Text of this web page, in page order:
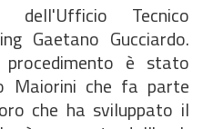
dell'Ufficio Tecnico
Gaetano Gucciardo.
procedimento è stato
Maiorini che fa parte
che ha sviluppato il